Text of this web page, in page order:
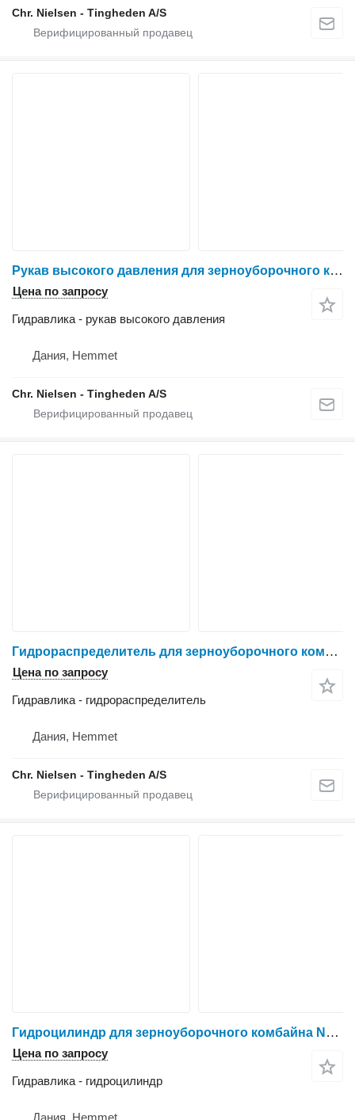
Chr. Nielsen - Tingheden A/S
Рукав высокого давления для зерноуборочного комбайна New Holland CR9090
Цена по запросу
Гидравлика - рукав высокого давления
Дания, Hemmet
Chr. Nielsen - Tingheden A/S
Гидрораспределитель для зерноуборочного комбайна New Holland CR9090
Цена по запросу
Гидравлика - гидрораспределитель
Дания, Hemmet
Chr. Nielsen - Tingheden A/S
Гидроцилиндр для зерноуборочного комбайна New Holland TX65
Цена по запросу
Гидравлика - гидроцилиндр
Дания, Hemmet